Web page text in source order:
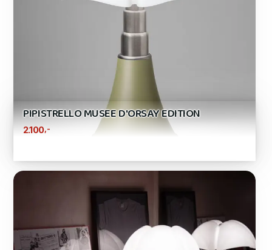
PIPISTRELLO MUSEE D'ORSAY EDITION
2.100,-